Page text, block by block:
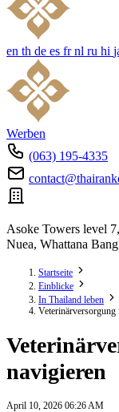
en th de es fr nl ru hi
Werben
(063) 195-4335
Asoke Towers level
Nuea, Whattana
Startseite
Einblicke
In Thailand leben
navigieren
April 10, 2026 06:26 AM